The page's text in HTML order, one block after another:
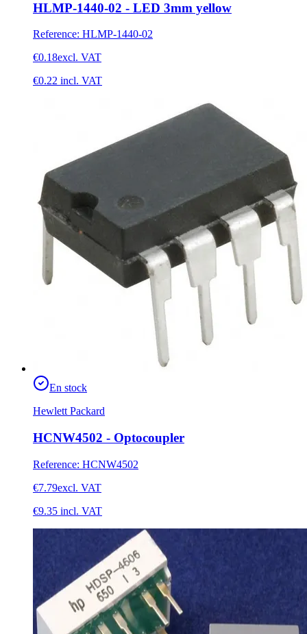
HLMP-1440-02 - LED 3mm yellow
Reference: HLMP-1440-02
€0.18excl. VAT
€0.22 incl. VAT
En stock
Hewlett Packard
HCNW4502 - Optocoupler
Reference: HCNW4502
€7.79excl. VAT
€9.35 incl. VAT